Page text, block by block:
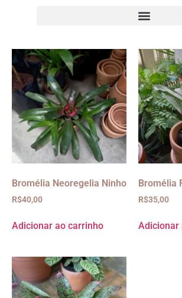
Bromélia Neoregelia Ninho
R$40,00
Adicionar ao carrinho
Bromélia
R$35,00
Adicionar